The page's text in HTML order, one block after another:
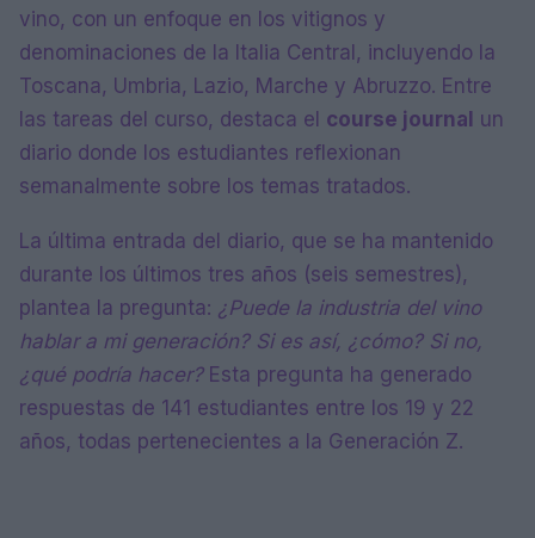
vino, con un enfoque en los vitignos y
denominaciones de la Italia Central, incluyendo la
Toscana, Umbria, Lazio, Marche y Abruzzo. Entre
las tareas del curso, destaca el course journal un
diario donde los estudiantes reflexionan
semanalmente sobre los temas tratados.
La última entrada del diario, que se ha mantenido
durante los últimos tres años (seis semestres),
plantea la pregunta: ¿Puede la industria del vino
hablar a mi generación? Si es así, ¿cómo? Si no,
¿qué podría hacer?Esta pregunta ha generado
respuestas de 141 estudiantes entre los 19 y 22
años, todas pertenecientes a la Generación Z.